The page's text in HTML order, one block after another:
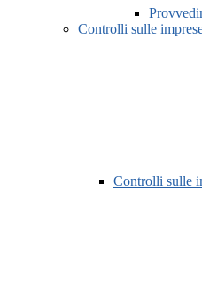
Controlli sulle
Controlli sulle